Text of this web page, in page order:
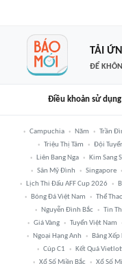
TẢI
ĐỂ
Điều khoản sử dụng
Campuchia Năm Trần
Triệu Thị Tâm
Đội
Liên Bang Nga
Kim Sang
Sân Mỹ Đình
Singapore
Lịch Thi Đấu AFF Cup 2026
Bóng Đá Việt Nam
Thể
Nguyễn Đình Bắc
Tin
Giá Vàng
Tuyển Việt Nam
Ngoại Hạng Anh
Bảng Xếp
Cúp C1
Kết Quả
Xổ Số Miền Bắc
Xổ Số